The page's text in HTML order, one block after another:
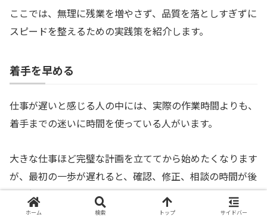
ここでは、無理に残業を増やさず、品質を落としすぎずに
スピードを整えるための実践策を紹介します。
着手を早める
仕事が遅いと感じる人の中には、実際の作業時間よりも、
着手までの迷いに時間を使っている人がいます。
大きな仕事ほど完璧な計画を立ててから始めたくなります
が、最初の一歩が遅れると、確認、修正、相談の時間が後
ろへ押し込まれます。
ホーム 検索 トップ サイドバー